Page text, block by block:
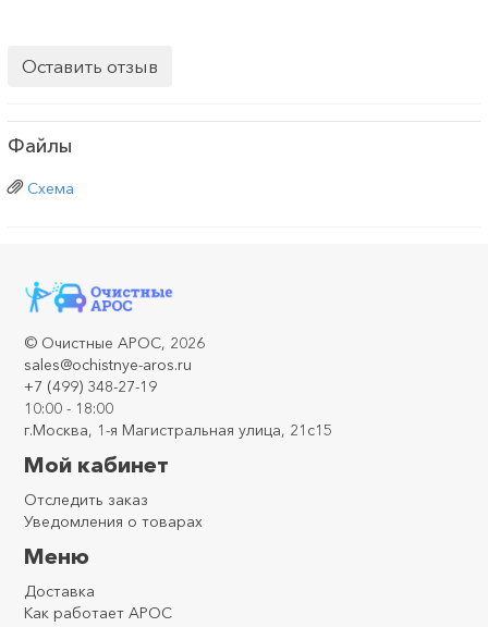
Оставить отзыв
Файлы
Схема
© Очистные АРОС, 2026
sales@ochistnye-aros.ru
+7 (499) 348-27-19
10:00 - 18:00
г.Москва, 1-я Магистральная улица, 21с15
Мой кабинет
Отследить заказ
Уведомления о товарах
Меню
Доставка
Как работает АРОС